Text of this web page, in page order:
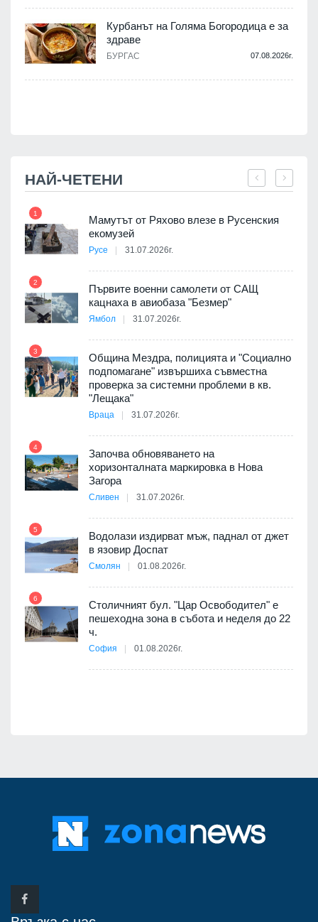
Курбанът на Голяма Богородица е за
здраве
БУРГАС 07.08.2026г.
НАЙ-ЧЕТЕНИ
1
Мамутът от Ряхово влезе в Русенския
екомузей
Русе 31.07.2026г.
2
Първите военни самолети от САЩ
кацнаха в авиобаза "Безмер"
Ямбол 31.07.2026г.
3
Община Мездра, полицията и "Социално
подпомагане" извършиха съвместна
проверка за системни проблеми в кв.
"Лещака"
Враца 31.07.2026г.
4
Започва обновяването на
хоризонталната маркировка в Нова
Загора
Сливен 31.07.2026г.
5
Водолази издирват мъж, паднал от джет
в язовир Доспат
Смолян 01.08.2026г.
6
Столичният бул. "Цар Освободител" е
пешеходна зона в събота и неделя до 22
ч.
София 01.08.2026г.